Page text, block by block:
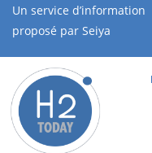
Un service d’information
proposé par Seiya